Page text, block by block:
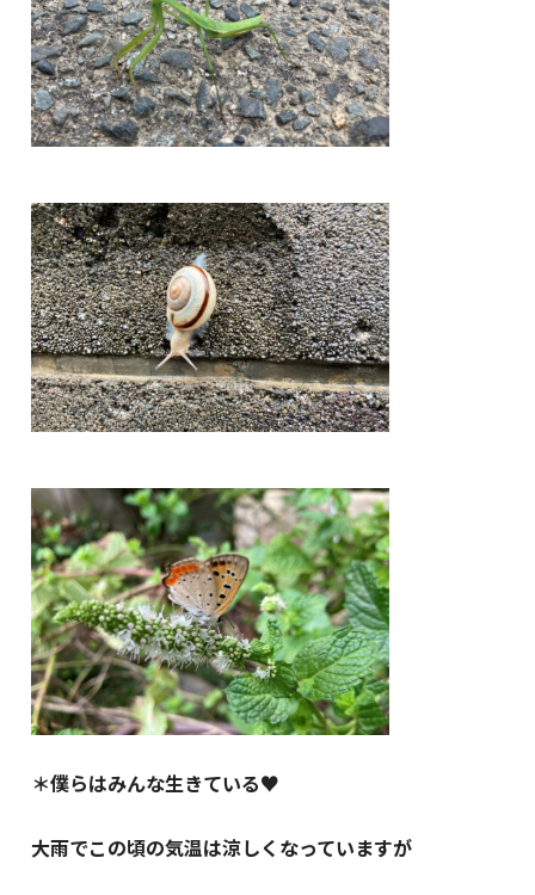
＊僕らはみんな生きている♥
大雨でこの頃の気温は涼しくなっていますが